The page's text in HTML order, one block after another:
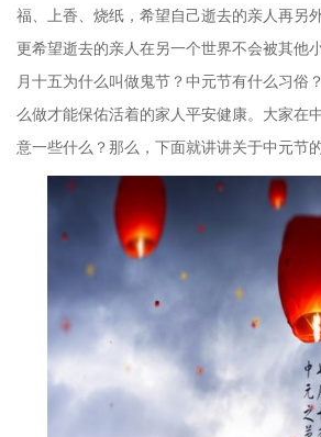
福、上香、烧纸，希望自己逝去的亲人再另
更希望逝去的亲人在另一个世界不会被其他
月十五为什么叫做鬼节？中元节有什么习俗
么做才能保佑活着的家人平安健康。大家在
意一些什么？那么，下面就讲讲关于中元节的